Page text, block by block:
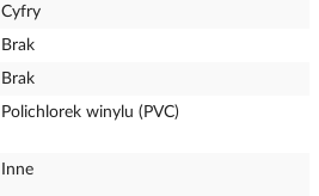
Cyfry
Brak
Brak
Polichlorek winylu (PVC)
Inne